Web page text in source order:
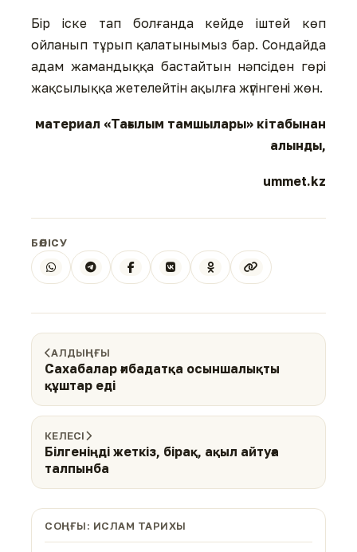
Бір іске тап болғанда кейде іштей көп
ойланып тұрып қалатынымыз бар. Сондайда
адам жамандыққа бастайтын нәпсіден гөрі
жақсылыққа жетелейтін ақылға жүгінгені жөн.
материал «Тағылым тамшылары» кітабынан
алынды,
ummet.kz
БӨЛІСУ
АЛДЫҢҒЫ
Сахабалар ғибадатқа осыншалықты
құштар еді
КЕЛЕСІ
Білгеніңді жеткіз, бірақ, ақыл айтуға
талпынба
СОҢҒЫ: ИСЛАМ ТАРИХЫ